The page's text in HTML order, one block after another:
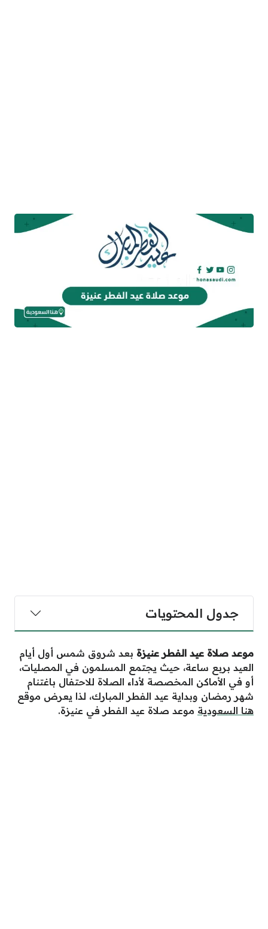
جدول المحتويات
موعد صلاة عيد الفطر عنيزة بعد شروق شمس أول أيام
العيد بربع ساعة، حيث يجتمع المسلمون في المصليات،
أو في الأماكن المخصصة لأداء الصلاة للاحتفال باغتنام
شهر رمضان وبداية عيد الفطر المبارك، لذا يعرض موقع
هنا السعودية موعد صلاة عيد الفطر في عنيزة.